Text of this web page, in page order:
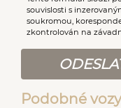
souvislosti s
soukromou,
zkontrolován na
Podobné vozy